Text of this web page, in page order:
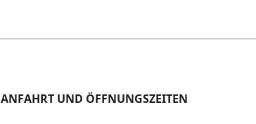
ANFAHRT UND ÖFFNUNGSZEITEN